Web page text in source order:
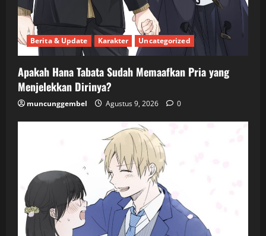
Berita & Update Karakter Uncategorized
Apakah Hana Tabata Sudah Memaafkan Pria yang
Menjelekkan Dirinya?
muncunggembel Agustus 9, 2026 0